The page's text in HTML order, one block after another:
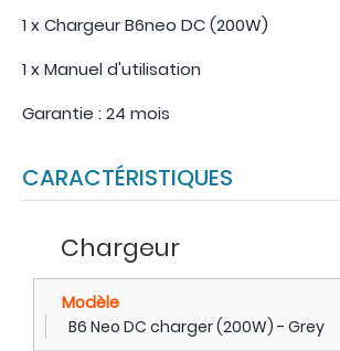
1 x Chargeur B6neo DC (200W)
1 x Manuel d'utilisation
Garantie : 24 mois
CARACTÉRISTIQUES
Chargeur
Modèle
B6 Neo DC charger (200W) - Grey